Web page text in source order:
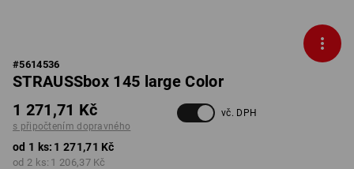
#5614536
STRAUSSbox 145 large Color
1 271,71 Kč
s připočtením dopravného
vč. DPH
od 1 ks: 1 271,71 Kč
od 2 ks: 1 206,37 Kč